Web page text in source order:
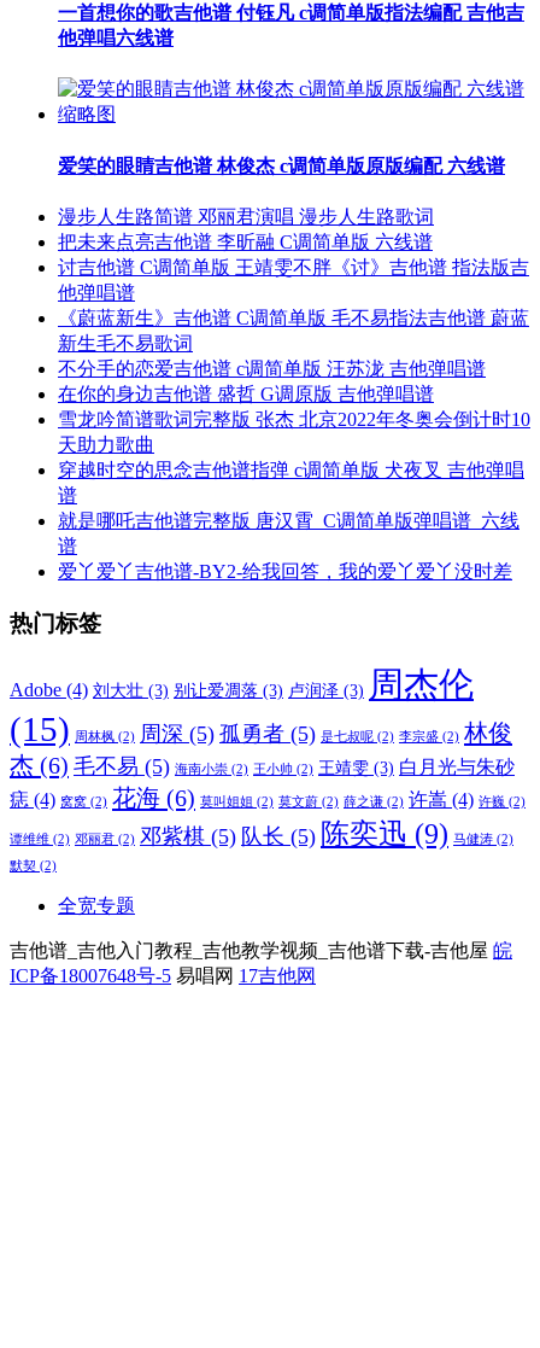
一首想你的歌吉他谱 付钰凡 c调简单版指法编配 吉他吉
他弹唱六线谱
爱笑的眼睛吉他谱 林俊杰 c调简单版原版编配 六线谱
漫步人生路简谱 邓丽君演唱 漫步人生路歌词
把未来点亮吉他谱 李昕融 C调简单版 六线谱
讨吉他谱 C调简单版 王靖雯不胖《讨》吉他谱 指法版吉
他弹唱谱
《蔚蓝新生》吉他谱 C调简单版 毛不易指法吉他谱 蔚蓝
新生毛不易歌词
不分手的恋爱吉他谱 c调简单版 汪苏泷 吉他弹唱谱
在你的身边吉他谱 盛哲 G调原版 吉他弹唱谱
雪龙吟简谱歌词完整版 张杰 北京2022年冬奥会倒计时10
天助力歌曲
穿越时空的思念吉他谱指弹 c调简单版 犬夜叉 吉他弹唱
谱
就是哪吒吉他谱完整版 唐汉霄_C调简单版弹唱谱_六线
谱
爱丫爱丫吉他谱-BY2-给我回答，我的爱丫爱丫没时差
热门标签
Adobe (4) 刘大壮 (3) 别让爱凋落 (3) 卢润泽 (3) 周杰伦
(15) 周林枫 (2) 周深 (5) 孤勇者 (5) 是七叔呢 (2) 李宗盛 (2) 林俊
杰 (6) 毛不易 (5) 海南小崇 (2) 王小帅 (2) 王靖雯 (3) 白月光与朱砂
痣 (4) 窝窝 (2) 花海 (6) 莫叫姐姐 (2) 莫文蔚 (2) 薛之谦 (2) 许嵩 (4) 许巍 (2)
谭维维 (2) 邓丽君 (2) 邓紫棋 (5) 队长 (5) 陈奕迅 (9) 马健涛 (2)
默契 (2)
全宽专题
吉他谱_吉他入门教程_吉他教学视频_吉他谱下载-吉他屋 皖
ICP备18007648号-5 易唱网 17吉他网